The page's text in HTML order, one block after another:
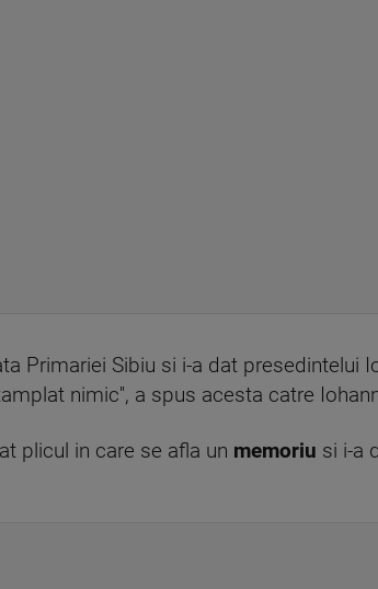
Primariei Sibiu si i-a dat presedintelui
nimic'', a spus acesta catre
plicul in care se afla un memoriu si i-a